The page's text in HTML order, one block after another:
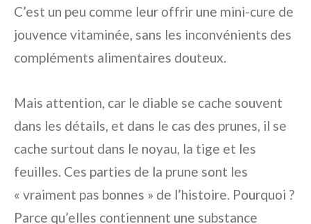
C’est un peu comme leur offrir une mini-cure de
jouvence vitaminée, sans les inconvénients des
compléments alimentaires douteux.
Mais attention, car le diable se cache souvent
dans les détails, et dans le cas des prunes, il se
cache surtout dans le noyau, la tige et les
feuilles. Ces parties de la prune sont les
« vraiment pas bonnes » de l’histoire. Pourquoi ?
Parce qu’elles contiennent une substance